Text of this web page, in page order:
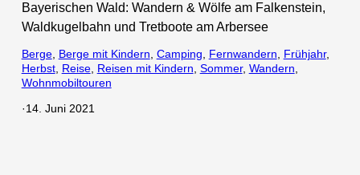
Bayerischen Wald: Wandern & Wölfe am Falkenstein,
Waldkugelbahn und Tretboote am Arbersee
Berge, Berge mit Kindern Camping Fernwandern Frühjahr
Herbst, Reise, Reisen mit Kindern Sommer, Wandern
Wohnmobiltouren
·14. Juni 2021